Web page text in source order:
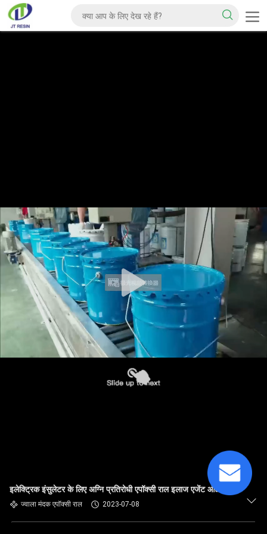
इलेक्ट्रिक इंसुलेटर के लिए अग्नि प्रतिरोधी एपॉक्सी राल इलाज एजेंट औद्योगिक
ज्वाला मंदक एपॉक्सी राल 2023-07-08